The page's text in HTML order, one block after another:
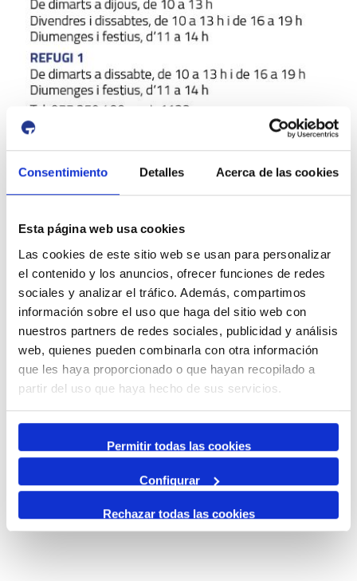
Consentimiento Detalles Acerca de las cookies
Esta página web usa cookies
Las cookies de este sitio web se usan para personalizar
el contenido y los anuncios, ofrecer funciones de redes
sociales y analizar el tráfico. Además, compartimos
información sobre el uso que haga del sitio web con
nuestros partners de redes sociales, publicidad y análisis
web, quienes pueden combinarla con otra información
que les haya proporcionado o que hayan recopilado a
partir del uso que haya hecho de sus servicios.
Permitir todas las cookies
Configurar
Rechazar todas las cookies
id:
Previous Event
Next Event